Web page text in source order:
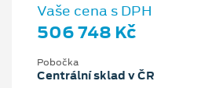
Vaše cena s DPH
506 748 Kč
Pobočka
Centrální sklad v ČR